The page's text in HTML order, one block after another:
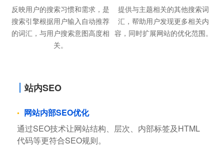
反映用户的搜索习惯和需求，是
搜索引擎根据用户输入自动推荐
的词汇，与用户搜索意图高度相
关。
提供与主题相关的其他搜索词
汇，帮助用户发现更多相关内
容，同时扩展网站的优化范围。
站内SEO
网站内部SEO优化
通过SEO技术让网站结构、层次、内部标签及HTML
代码等更符合SEO规则。